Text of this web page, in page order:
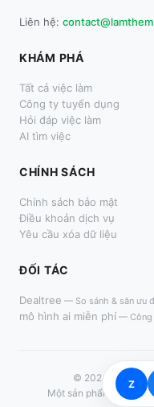
Z
Liên hệ:
KHÁM PHÁ
Tất cả việc làm
Công ty tuyển dụng
Hỏi đáp việc làm
AI tìm việc
CHÍNH SÁCH
Chính sách bảo mật
Điều khoản dịch vụ
Yêu cầu xóa dữ liệu
ĐỐI TÁC
Dealtree — So sánh & săn ưu
mô hình ai miễn phí —
© 2024– 2026
Một sản phẩm dành